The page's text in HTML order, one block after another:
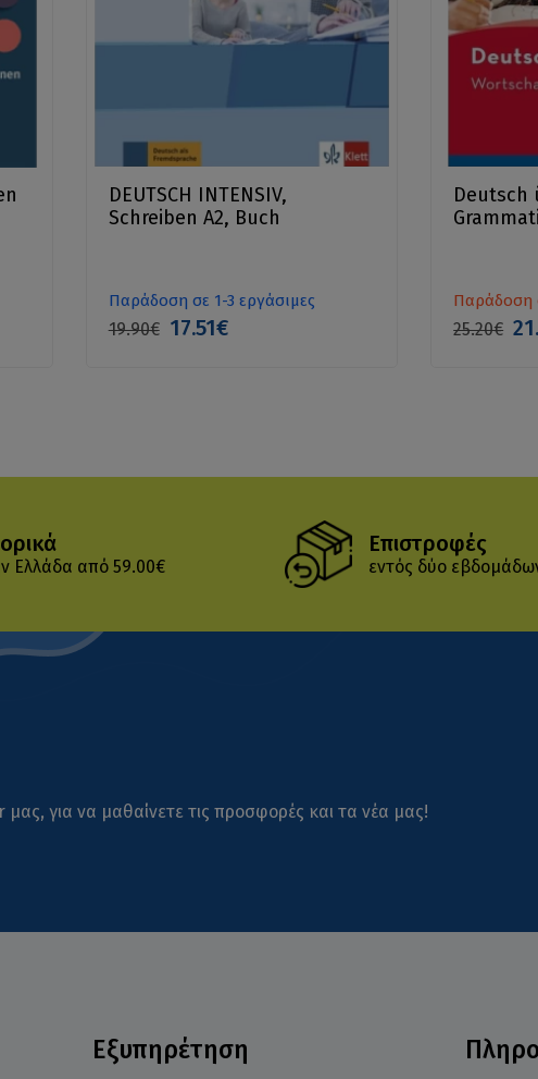
DEUTSCH INTENSIV,
Schreiben A2, Buch
Παράδοση σε 1-3 εργάσιμες
19.90€ 17.51€
Deutsch
Παράδοση
25.20€
Ελλάδα από 59.00€
Επιστροφές
εντός δύο
για να μαθαίνετε τις προσφορές και τα νέα μας!
Εξυπηρέτηση